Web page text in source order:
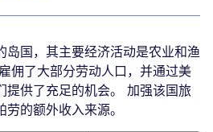
岛国，其主要经济活动是农业和渔
佣了大部分劳动人口，并通过美
提供了充足的机会。 加强该国旅
的额外收入来源。